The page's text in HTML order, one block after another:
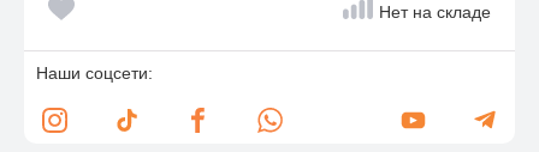
Нет на складе
Наши соцсети: